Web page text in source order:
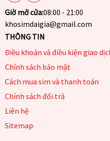
Giờ mở cửa:08:00 - 21:00
khosimdaigia@gmail.com
THÔNG TIN
Điều khoản và điều kiện giao
Chính sách bảo mật
Cách mua sim và thanh toán
Chính sách đổi trả
Liên hệ
Sitemap